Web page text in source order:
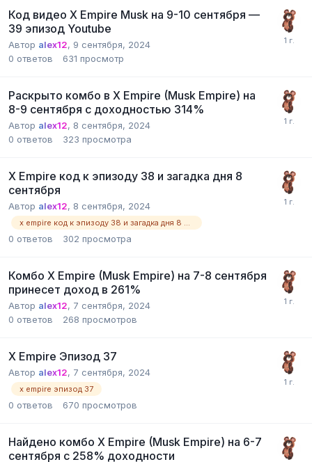
Код видео X Empire Musk на 9-10 сентября —
39 эпизод Youtube
Автор alex12, 9 сентября, 2024
0 ответов 631 просмотр
Раскрыто комбо в X Empire (Musk Empire) на
8-9 сентября с доходностью 314%
Автор alex12, 8 сентября, 2024
0 ответов 323 просмотра
X Empire код к эпизоду 38 и загадка дня 8
сентября
Автор alex12, 8 сентября, 2024
x empire код к эпизоду 38 и загадка дня 8 сентября
0 ответов 302 просмотра
Комбо X Empire (Musk Empire) на 7-8 сентября
принесет доход в 261%
Автор alex12, 7 сентября, 2024
0 ответов 268 просмотров
X Empire Эпизод 37
Автор alex12, 7 сентября, 2024
x empire эпизод 37
0 ответов 670 просмотров
Найдено комбо X Empire (Musk Empire) на 6-7
сентября с 258% доходности